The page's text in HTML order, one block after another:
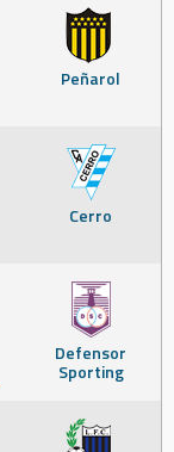
Peñarol
Cerro
Defensor
Sporting